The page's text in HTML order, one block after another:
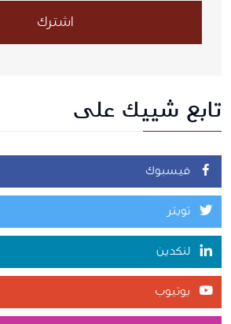
اشترك
تابع شييك على
فيسبوك
تويتر
لنكدين
يوتيوب